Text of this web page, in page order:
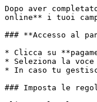
Dopo aver
online** i tuoi
### **Accesso al
* Clicca su
* Seleziona la
* In caso tu
### Imposta le